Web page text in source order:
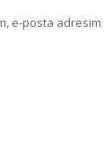
e-posta